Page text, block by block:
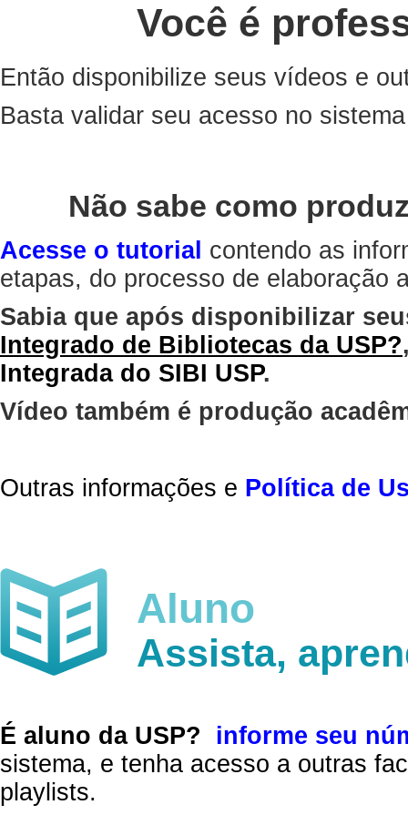
Você é
Então disponibilize seus vídeos e
Basta validar seu acesso no
Não sabe como
Acesse o tutorial contendo as
etapas, do processo de elaboração
Sabia que após disponibilizar
Integrado de Bibliotecas da USP?
Integrada do SIBI USP.
Vídeo também é produção
Outras informações e Política de
Aluno
Assista,
É aluno da USP?
informe seu
sistema, e tenha acesso a outras
playlists.